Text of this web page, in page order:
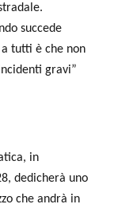
succede
tutti è che non
gravi”
in
dedicherà uno
che andrà in